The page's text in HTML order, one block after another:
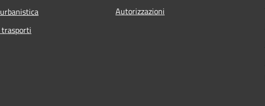
Autorizzazioni